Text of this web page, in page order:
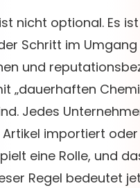
nicht optional. Es
Schritt im
und
„dauerhaften
Jedes
Artikel importiert oder
eine Rolle, und
Regel bedeutet